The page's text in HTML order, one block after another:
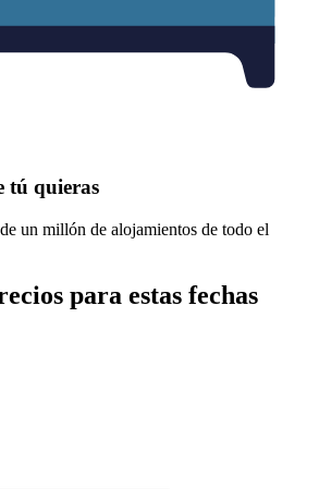
tú quieras
un millón de alojamientos de todo el
para estas fechas